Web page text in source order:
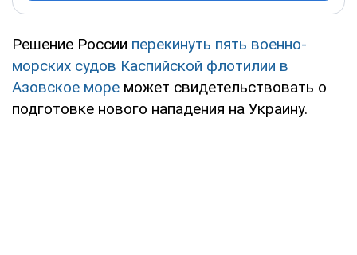
Решение России перекинуть пять военно-
морских судов Каспийской флотилии в
Азовское море может свидетельствовать о
подготовке нового нападения на Украину.